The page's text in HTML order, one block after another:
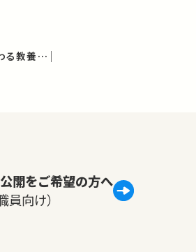
学術フロンティア講義（30年後の世界へーー変わる教養、変える教養）
開をご希望の方へ
員向け）